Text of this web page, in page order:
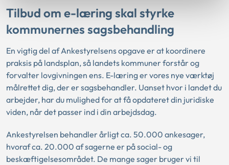
Tilbud om e-læring skal styrke
kommunernes sagsbehandling
En vigtig del af Ankestyrelsens opgave er at koordinere
praksis på landsplan, så landets kommuner forstår og
forvalter lovgivningen ens. E-læring er vores nye værktøj
målrettet dig, der er sagsbehandler. Uanset hvor i landet du
arbejder, har du mulighed for at få opdateret din juridiske
viden, når det passer ind i din arbejdsdag.
Ankestyrelsen behandler årligt ca. 50.000 ankesager,
hvoraf ca. 20.000 af sagerne er på social- og
beskæftigelsesområdet. De mange sager bruger vi til